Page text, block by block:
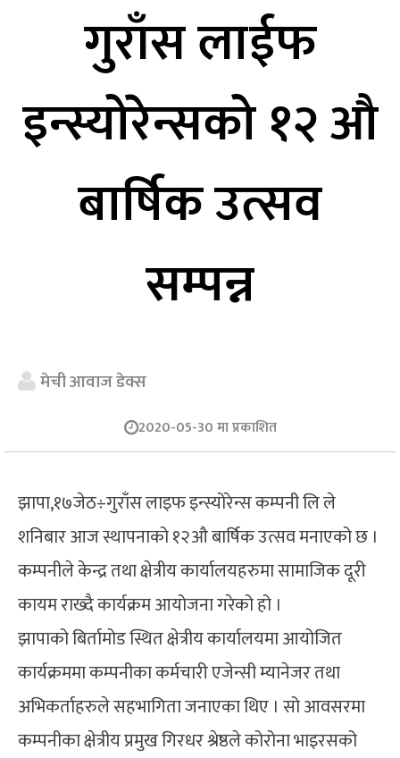
गुराँस लाईफ
इन्स्योरेन्सको १२ औ
बार्षिक उत्सव
सम्पन्न
मेची आवाज डेक्स
2020-05-30 मा प्रकाशित
झापा,१७जेठ÷गुराँस लाइफ इन्स्योरेन्स कम्पनी लि ले
शनिबार आज स्थापनाको १२औ बार्षिक उत्सव मनाएको छ ।
कम्पनीले केन्द्र तथा क्षेत्रीय कार्यालयहरुमा सामाजिक दूरी
कायम राख्दै कार्यक्रम आयोजना गरेको हो ।
झापाको बिर्तामोड स्थित क्षेत्रीय कार्यालयमा आयोजित
कार्यक्रममा कम्पनीका कर्मचारी एजेन्सी म्यानेजर तथा
अभिकर्ताहरुले सहभागिता जनाएका थिए । सो आवसरमा
कम्पनीका क्षेत्रीय प्रमुख गिरधर श्रेष्ठले कोरोना भाइरसको